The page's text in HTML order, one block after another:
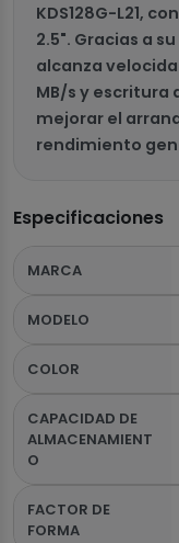
KDS128G-L21,
2.5". Gracias a
alcanza
MB/s y escritura
mejorar el
rendimiento
Especificaciones
MARCA
MODELO
COLOR
CAPACIDAD DE
ALMACENAMIENT
O
FACTOR DE
FORMA